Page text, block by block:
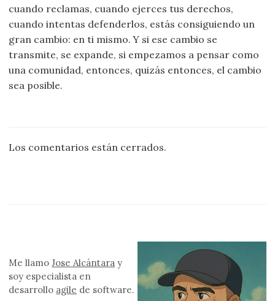
cuando reclamas, cuando ejerces tus derechos,
cuando intentas defenderlos, estás consiguiendo un
gran cambio: en ti mismo. Y si ese cambio se
transmite, se expande, si empezamos a pensar como
una comunidad, entonces, quizás entonces, el cambio
sea posible.
Los comentarios están cerrados.
Me llamoJose Alcántara y
soy especialista en
desarrollo agile de software.